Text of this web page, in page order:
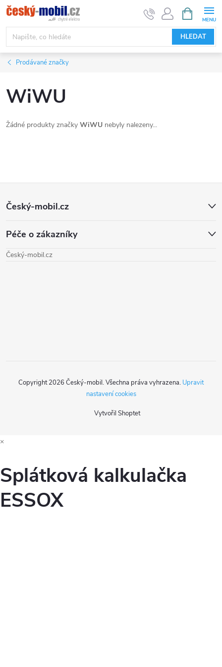
Přejít
na
obsah
HLEDAT
NÁKUPNÍ
KOŠÍK
Prodávané značky
WiWU
Žádné produkty značky WiWU nebyly nalezeny...
Z
p
Český-mobil.cz
Péče o zákazníky
Český-mobil.cz
Vytvořil Shoptet
Copyright 2026 Český-mobil. Všechna práva vyhrazena. Upravit
nastavení cookies
×
Splátková kalkulačka
ESSOX